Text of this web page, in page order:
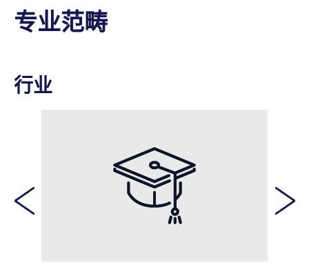
专业范畴
行业